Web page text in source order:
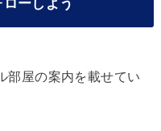
ーしよう
部屋の案内を載せてい